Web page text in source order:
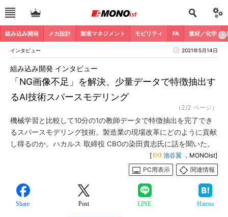
組み込み開発 メカ設計 製造マネジメント モビリティ FA 素材／化学
インタビュー 2021年5月14日
「NG画像不足」を解決、少量データで特徴抽出す
るAI技術スパースモデリング
組み込み開発 インタビュー
（2/2 ページ）
機械学習と比較して10分の1の教師データで特徴抽出を完了でき
るスパースモデリング技術。製造業の現場改革にどのように貢献
し得るのか。ハカルス 取締役 CBOの染田貴志氏に話を聞いた。
[ 池谷翼 ，MONOist]
PC用表示
関連情報
Share Post LINE Hatena